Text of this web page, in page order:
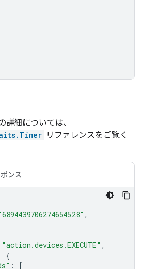
詳細については、
リファレンスをご覧く
ンス
,
"action.devices.EXECUTE" ,
{
: [